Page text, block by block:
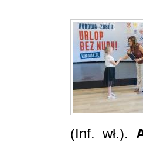
(Inf. wł.).